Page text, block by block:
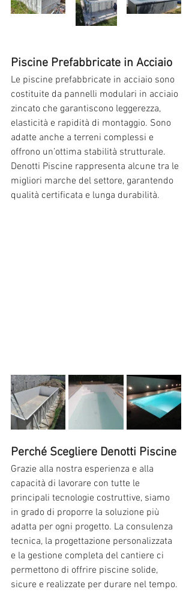
Piscine Prefabbricate in Acciaio
Le piscine prefabbricate in acciaio sono
costituite da pannelli modulari in acciaio
zincato che garantiscono leggerezza,
elasticità e rapidità di montaggio. Sono
adatte anche a terreni complessi e
offrono un’ottima stabilità strutturale.
Denotti Piscine rappresenta alcune tra le
migliori marche del settore, garantendo
qualità certificata e lunga durabilità.
Perché Scegliere Denotti Piscine
Grazie alla nostra esperienza e alla
capacità di lavorare con tutte le
principali tecnologie costruttive, siamo
in grado di proporre la soluzione più
adatta per ogni progetto. La consulenza
tecnica, la progettazione personalizzata
e la gestione completa del cantiere ci
permettono di offrire piscine solide,
sicure e realizzate per durare nel tempo.